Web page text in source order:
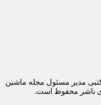
مدیر مسئول مجله ماشین
ناشر محفوظ است.